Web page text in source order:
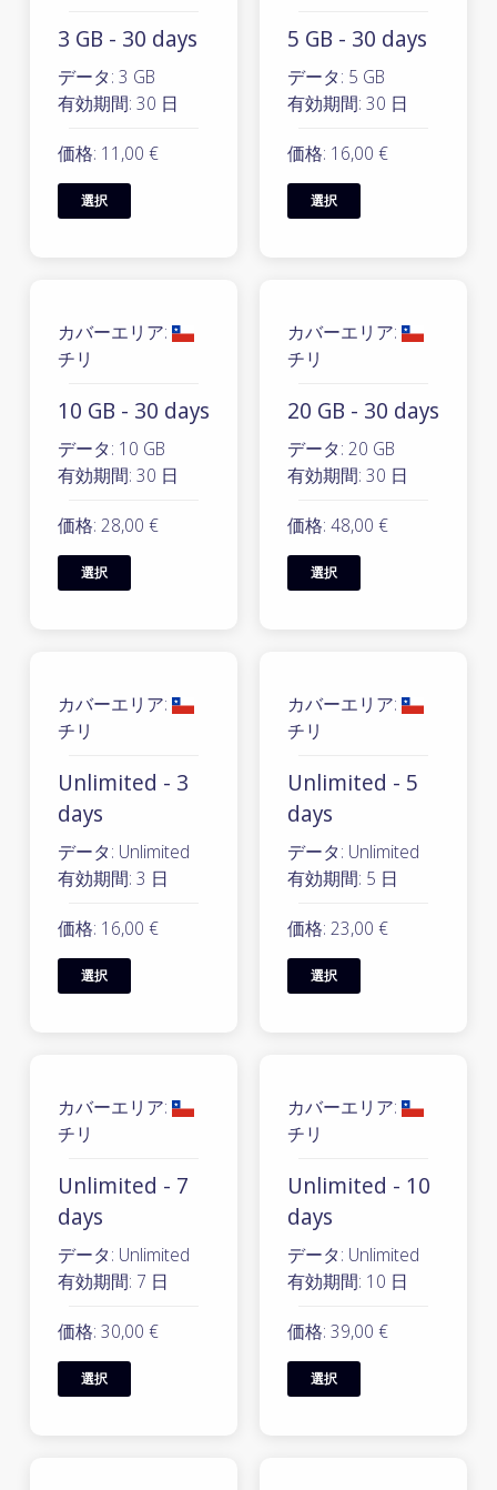
3 GB - 30 days
データ: 3 GB
有効期間: 30 日
価格: 11,00 €
選択
5 GB - 30 days
データ: 5 GB
有効期間: 30 日
価格: 16,00 €
選択
カバーエリア:
チリ
10 GB - 30 days
データ: 10 GB
有効期間: 30 日
価格: 28,00 €
選択
カバーエリア:
チリ
20 GB - 30 days
データ: 20 GB
有効期間: 30 日
価格: 48,00 €
選択
カバーエリア:
チリ
Unlimited - 3
days
データ: Unlimited
有効期間: 3 日
価格: 16,00 €
選択
カバーエリア:
チリ
Unlimited - 5
days
データ: Unlimited
有効期間: 5 日
価格: 23,00 €
選択
カバーエリア:
チリ
Unlimited - 7
days
データ: Unlimited
有効期間: 7 日
価格: 30,00 €
選択
カバーエリア:
チリ
Unlimited - 10
days
データ: Unlimited
有効期間: 10 日
価格: 39,00 €
選択